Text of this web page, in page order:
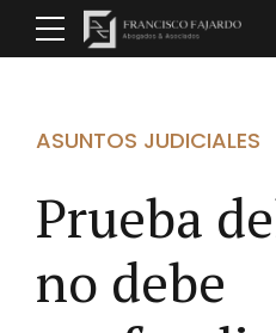
ASUNTOS JUDICIALES
Prueba
no debe